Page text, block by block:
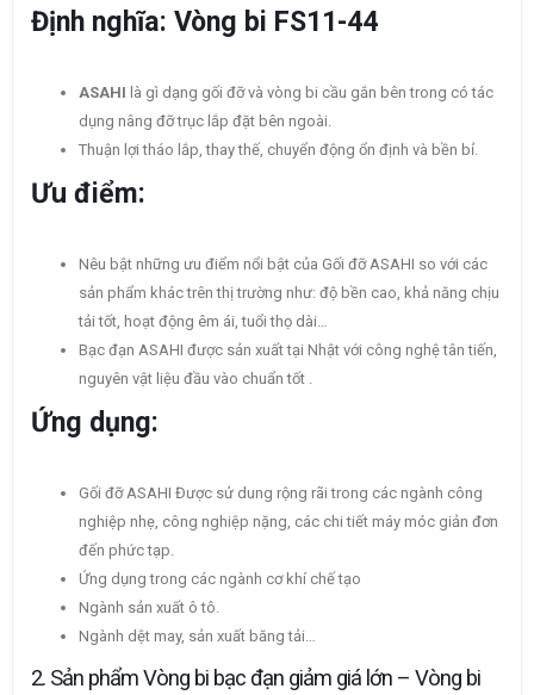
Định nghĩa: Vòng bi FS11-44
ASAHI là gì dạng gối đỡ và vòng bi cầu gắn bên trong có tác
dụng nâng đỡ trục lắp đặt bên ngoài.
Thuận lợi tháo lắp, thay thế, chuyển động ổn định và bền bỉ.
Ưu điểm:
Nêu bật những ưu điểm nổi bật của Gối đỡ ASAHI so với các
sản phẩm khác trên thị trường như: độ bền cao, khả năng chịu
tải tốt, hoạt động êm ái, tuổi thọ dài…
Bạc đạn ASAHI được sản xuất tại Nhật với công nghệ tân tiến,
nguyên vật liệu đầu vào chuẩn tốt .
Ứng dụng:
Gối đỡ ASAHI Được sử dung rộng rãi trong các ngành công
nghiệp nhẹ, công nghiệp nặng, các chi tiết máy móc giản đơn
đến phức tạp.
Ứng dụng trong các ngành cơ khí chế tạo
Ngành sản xuất ô tô.
Ngành dệt may, sản xuất băng tải…
2. Sản phẩm Vòng bi bạc đạn giảm giá lớn – Vòng bi